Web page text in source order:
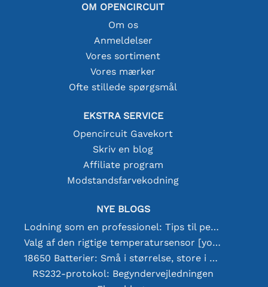
OM OPENCIRCUIT
Om os
Anmeldelser
Vores sortiment
Vores mærker
Ofte stillede spørgsmål
EKSTRA SERVICE
Opencircuit Gavekort
Skriv en blog
Affiliate program
Modstandsfarvekodning
NYE BLOGS
Lodning som en professionel: Tips til perfekte elektroniske forbindelser
Valg af den rigtige temperatursensor [youtube]
18650 Batterier: Små i størrelse, store i ydeevne
RS232-protokol: Begyndervejledningen